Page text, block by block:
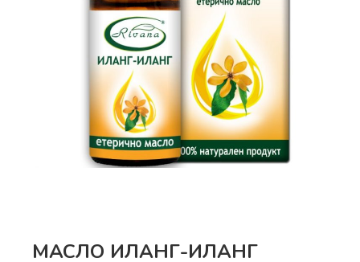
МАСЛО ИЛАНГ-ИЛАНГ